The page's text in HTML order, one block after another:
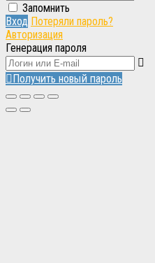
Запомнить
Вход Потеряли пароль?
Авторизация
Генерация пароля
Получить новый пароль